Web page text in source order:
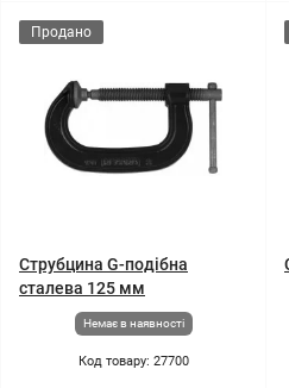
Продано
Струбцина G-подібна
сталева 125 мм
Немає в наявності
Код товару: 27700